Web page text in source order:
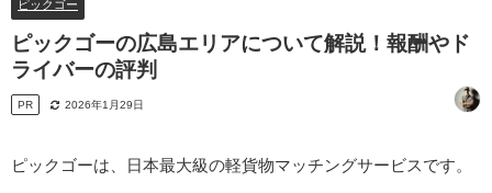
ピックゴー
ピックゴーの広島エリアについて解説！報酬やド
ライバーの評判
PR 2026年1月29日
ピックゴーは、日本最大級の軽貨物マッチングサービスです。